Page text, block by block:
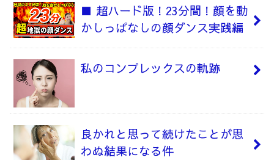
■ 超ハード版！23分間！顔を動
かしっぱなしの顔ダンス実践編
私のコンプレックスの軌跡
良かれと思って続けたことが思
わぬ結果になる件